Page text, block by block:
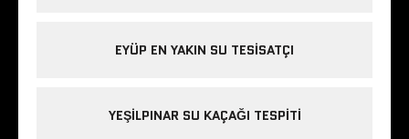
EYÜP EN YAKIN SU TESISATÇI
YEŞILPINAR SU KAÇAĞI TESPITI